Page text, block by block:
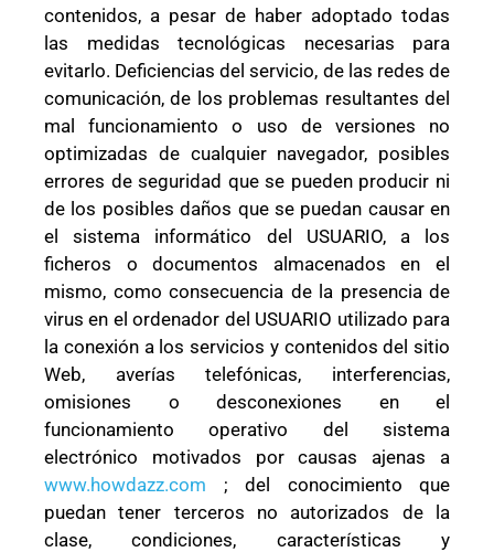
contenidos, a pesar de haber adoptado todas
las medidas tecnológicas necesarias para
evitarlo. Deficiencias del servicio, de las redes de
comunicación, de los problemas resultantes del
mal funcionamiento o uso de versiones no
optimizadas de cualquier navegador, posibles
errores de seguridad que se pueden producir ni
de los posibles daños que se puedan causar en
el sistema informático del USUARIO, a los
ficheros o documentos almacenados en el
mismo, como consecuencia de la presencia de
virus en el ordenador del USUARIO utilizado para
la conexión a los servicios y contenidos del sitio
Web, averías telefónicas, interferencias,
omisiones o desconexiones en el
funcionamiento operativo del sistema
electrónico motivados por causas ajenas a
www.howdazz.com ; del conocimiento que
puedan tener terceros no autorizados de la
clase, condiciones, características y